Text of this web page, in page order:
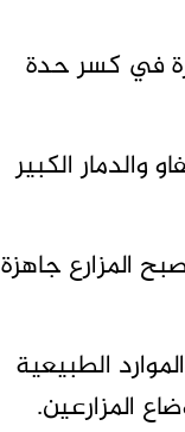
في كسر حدة
والدمار الكبير
المزارع جاهزة
الطبيعية
المزارعين.